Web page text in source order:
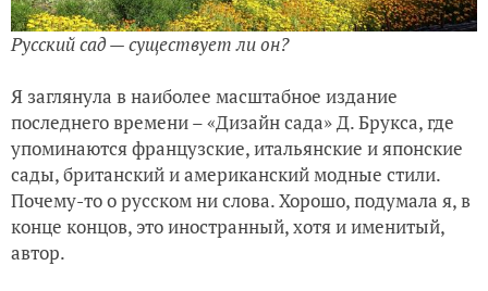
Русский сад — существует ли он?
Я заглянула в наиболее масштабное издание
последнего времени – «Дизайн сада» Д. Брукса, где
упоминаются французские, итальянские и японские
сады, британский и американский модные стили.
Почему-то о русском ни слова. Хорошо, подумала я, в
конце концов, это иностранный, хотя и именитый,
автор.